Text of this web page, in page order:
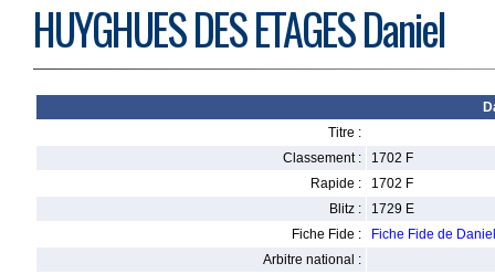
HUYGHUES DES ETAGES Daniel
Titre :
Classement :
1702 F
Rapide :
1702 F
Blitz :
1729 E
Fiche Fide :
Fiche Fide de
Arbitre national :